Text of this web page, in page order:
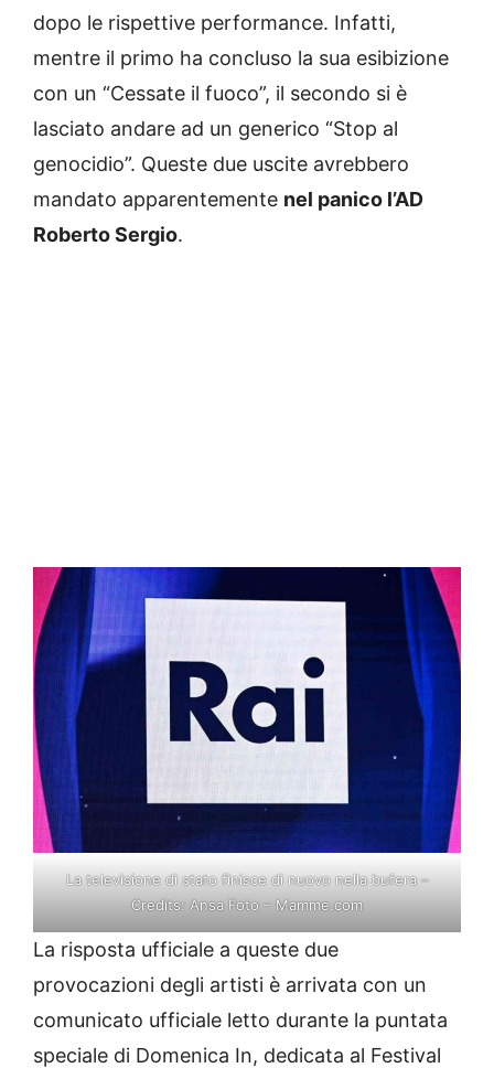
dopo le rispettive performance. Infatti,
mentre il primo ha concluso la sua esibizione
con un “Cessate il fuoco”, il secondo si è
lasciato andare ad un generico “Stop al
genocidio”. Queste due uscite avrebbero
mandato apparentemente nel panico l’AD
Roberto Sergio.
La televisione di stato finisce di nuovo nella bufera –
Credits: Ansa Foto – Mamme.com
La risposta ufficiale a queste due
provocazioni degli artisti è arrivata con un
comunicato ufficiale letto durante la puntata
speciale di Domenica In, dedicata al Festival